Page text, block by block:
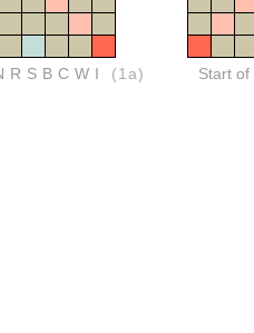
(1a) Start